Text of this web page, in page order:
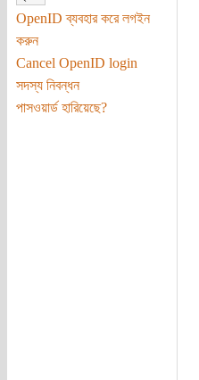
OpenID ব্যবহার করে লগইন
করুন
Cancel OpenID login
সদস্য নিবন্ধন
পাসওয়ার্ড হারিয়েছে?